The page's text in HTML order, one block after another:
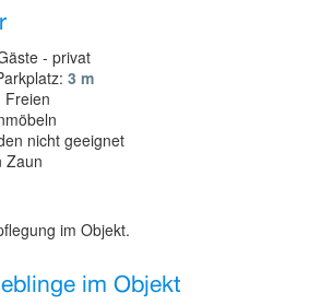
- privat
3 m
Freien
nicht geeignet
Zaun
im Objekt.
im Objekt